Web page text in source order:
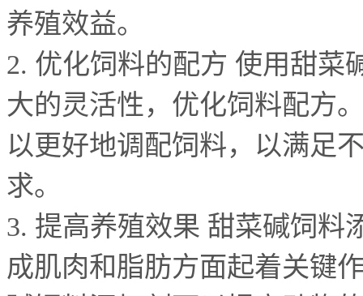
养殖效益。
2. 优化饲料的配方 使用甜菜
大的灵活性，优化饲料配方
以更好地调配饲料，以满足
求。
3. 提高养殖效果 甜菜碱饲料
成肌肉和脂肪方面起着关键